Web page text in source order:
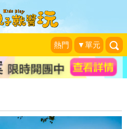
熱門 ▼單元
戲區，打造眷村風
桃園四維兒童公園